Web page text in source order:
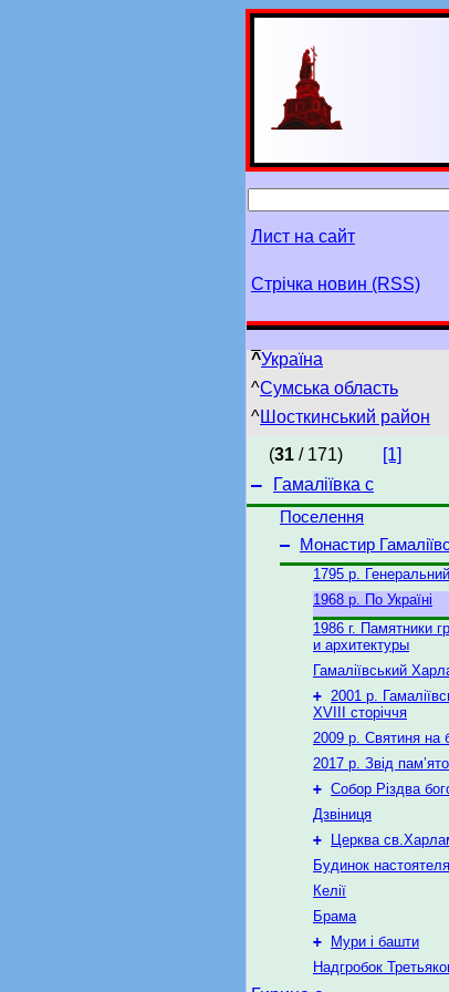
Лист на сайт
Стрічка новин (RSS)
^Україна
^Сумська область
^Шосткинський район
(31 / 171) [1]
– Гамаліївка с
Поселення
– Монастир
1795 р.
1968 р. По Україні
1986 г. Памятники
и архитектуры
Гамаліївський
+ 2001 р.
XVIII сторіччя
2009 р. Святиня на
2017 р. Звід
+ Собор Різдва
Дзвіниця
+
Церква
Будинок настоятеля
Келії
Брама
+
Мури і башти
Надгробок